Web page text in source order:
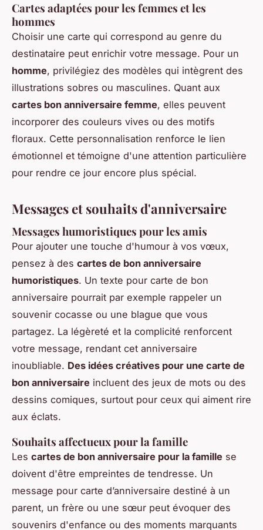
Cartes adaptées pour les femmes et les
hommes
Choisir une carte qui correspond au genre du
destinataire peut enrichir votre message. Pour un
homme, privilégiez des modèles qui intègrent des
illustrations sobres ou masculines. Quant aux
cartes bon anniversaire femme, elles peuvent
incorporer des couleurs vives ou des motifs
floraux. Cette personnalisation renforce le lien
émotionnel et témoigne d'une attention particulière
pour rendre ce jour encore plus spécial.
Messages et souhaits d'anniversaire
Messages humoristiques pour les amis
Pour ajouter une touche d'humour à vos vœux,
pensez à des cartes de bon anniversaire
humoristiques. Un texte pour carte de bon
anniversaire pourrait par exemple rappeler un
souvenir cocasse ou une blague que vous
partagez. La légèreté et la complicité renforcent
votre message, rendant cet anniversaire
inoubliable. Des idées créatives pour une carte de
bon anniversaire incluent des jeux de mots ou des
dessins comiques, surtout pour ceux qui aiment rire
aux éclats.
Souhaits affectueux pour la famille
Les cartes de bon anniversaire pour la famille se
doivent d'être empreintes de tendresse. Un
message pour carte d’anniversaire destiné à un
parent, un frère ou une sœur peut évoquer des
souvenirs d'enfance ou des moments marquants